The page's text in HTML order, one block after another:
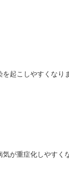
起こしやすくなり
が重症化しやすく